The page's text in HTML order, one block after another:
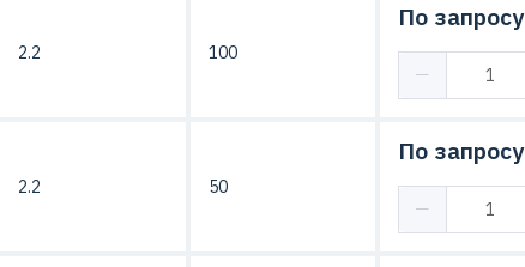
2.2 100
По запросу
2.2 50
По запросу